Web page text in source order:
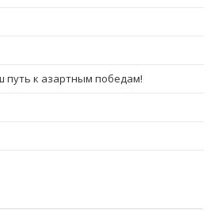
путь к азартным победам!